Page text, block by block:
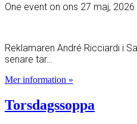
One event on ons 27 maj, 2026
Reklamaren André Ricciardi i
senare tar…
Mer information »
Torsdagssoppa